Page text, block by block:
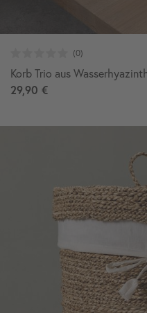
Korb Trio aus
29,90 €